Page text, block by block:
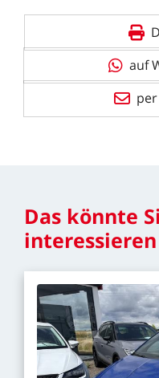
auf
Das könnte
interessieren